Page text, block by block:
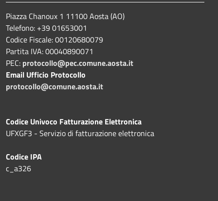
Piazza Chanoux 1 11100 Aosta (AO)
Telefono: +39 01653001
Codice Fiscale: 00120680079
Partita IVA: 00040890071
PEC: protocollo@pec.comune.aosta.it
Email Ufficio Protocollo
protocollo@comune.aosta.it
Codice Univoco Fatturazione Elettronica
UFXGF3 - Servizio di fatturazione elettronica
Codice IPA
c_a326